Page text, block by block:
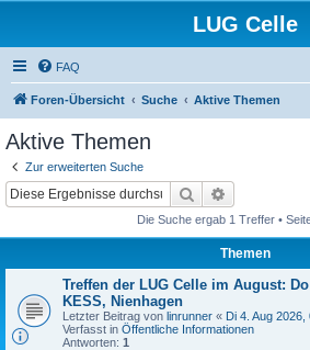
LUG Celle
FAQ
Foren-Übersicht Suche Aktive Themen
Aktive Themen
Zur erweiterten Suche
Suche
Die Suche ergab 1 Treffer •
Themen
Treffen der LUG Celle im August:
KESS, Nienhagen
Letzter Beitrag von linrunner « Di 4. Aug 2026,
Verfasst in Öffentliche Informationen
Antworten: 1